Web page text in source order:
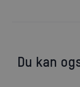
Du kan også være interesseret i